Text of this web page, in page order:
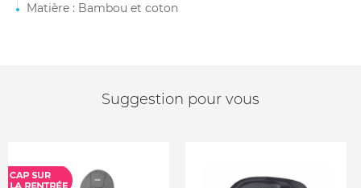
Matière : Bambou et coton
Suggestion pour vous